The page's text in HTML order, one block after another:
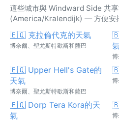
這些城市與 Windward Side 共
(America/Kralendijk) — 方便安
🇧🇶 克拉倫代克的天氣
博奈爾、聖尤斯特歇斯和薩巴
🇧🇶 Upper Hell's Gate的
天氣
博奈爾、聖尤斯特歇斯和薩巴
🇧🇶 Dorp Tera Kora的天
氣